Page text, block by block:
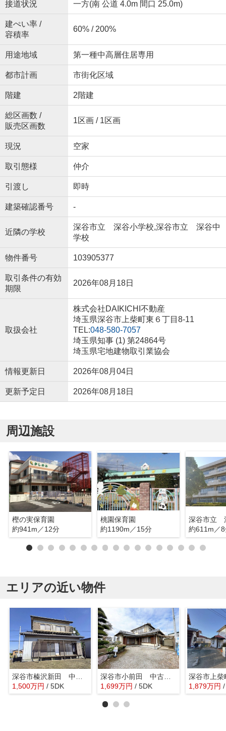
接道状況 一方(南 公道 4.0m 間口 25.0m)
建ぺい率 /
容積率
60% / 200%
用途地域 第一種中高層住居専用
都市計画 市街化区域
階建 2階建
総区画数 /
販売区画数
1区画 / 1区画
現況 空家
取引態様 仲介
引渡し 即時
建築確認番号 -
近隣の学校
深谷市立 深谷小学校,深谷市立 深谷中
学校
物件番号 103905377
取引条件の有効
期限
2026年08月18日
取扱会社
株式会社DAIKICHI不動産
埼玉県深谷市上柴町東６丁目8-11
TEL:048-580-7057
埼玉県知事 (1) 第24864号
埼玉県宅地建物取引業協会
情報更新日 2026年08月04日
更新予定日 2026年08月18日
周辺施設
樫の実保育園
約941m／12分
桃園保育園
約1190m／15分
深谷市立
約611m／
エリアの近い物件
1,500万円 / 5DK
深谷市小前田 中古戸建
1,699万円 / 5DK 1,879万円